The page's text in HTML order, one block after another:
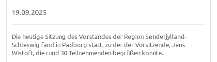
19.09.2025
Die heutige Sitzung des Vorstandes der Region Sønderjylland-
Schleswig fand in Padborg statt, zu der der Vorsitzende, Jens
Wistoft, die rund 30 Teilnehmenden begrüßen konnte.